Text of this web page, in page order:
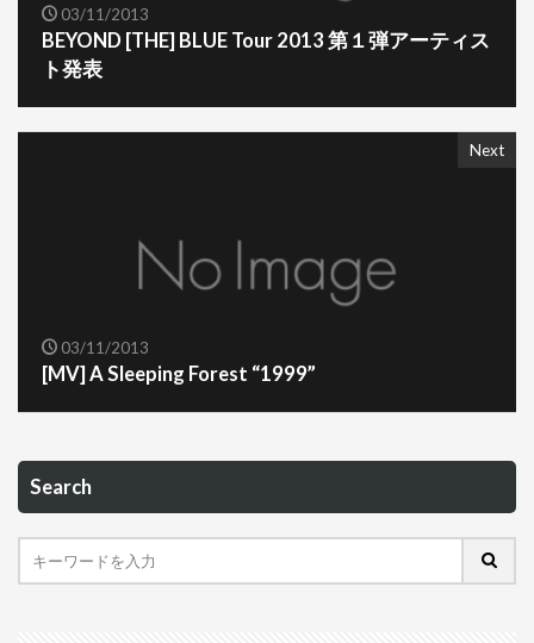
03/11/2013
BEYOND [THE] BLUE Tour 2013 第１弾アーティス
ト発表
Next
03/11/2013
[MV] A Sleeping Forest “1999”
Search